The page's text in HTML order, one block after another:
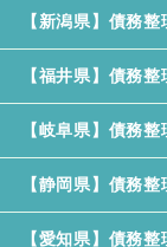
【新潟県】債務
【福井県】債務
【岐阜県】債務
【静岡県】債務
【愛知県】債務